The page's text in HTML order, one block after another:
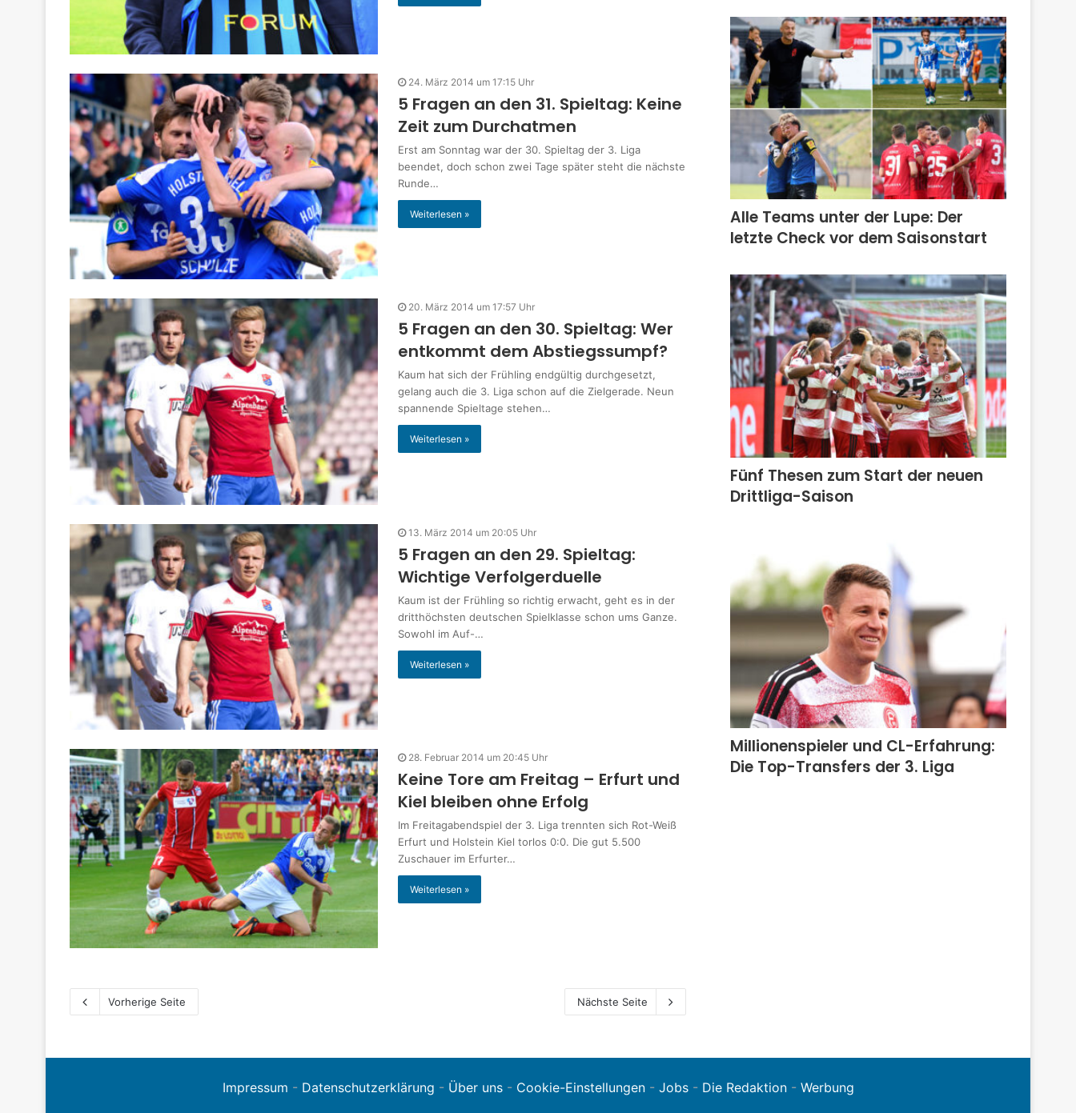
24. März 2014 um 17:15 Uhr
5 Fragen an den 31. Spieltag: Keine
Zeit zum Durchatmen
Erst am Sonntag war der 30. Spieltag der 3. Liga
beendet, doch schon zwei Tage später steht die nächste
Runde…
Weiterlesen »
20. März 2014 um 17:57 Uhr
5 Fragen an den 30. Spieltag: Wer
entkommt dem Abstiegssumpf?
Kaum hat sich der Frühling endgültig durchgesetzt,
gelang auch die 3. Liga schon auf die Zielgerade. Neun
spannende Spieltage stehen…
Weiterlesen »
13. März 2014 um 20:05 Uhr
5 Fragen an den 29. Spieltag:
Wichtige Verfolgerduelle
Kaum ist der Frühling so richtig erwacht, geht es in der
dritthöchsten deutschen Spielklasse schon ums Ganze.
Sowohl im Auf-…
Weiterlesen »
28. Februar 2014 um 20:45 Uhr
Keine Tore am Freitag – Erfurt und
Kiel bleiben ohne Erfolg
Im Freitagabendspiel der 3. Liga trennten sich Rot-Weiß
Erfurt und Holstein Kiel torlos 0:0. Die gut 5.500
Zuschauer im Erfurter…
Weiterlesen »
Vorherige Seite Nächste Seite
Alle Teams unter der Lupe: Der
letzte Check vor dem Saisonstart
Fünf Thesen zum Start der neuen
Drittliga-Saison
Millionenspieler und CL-Erfahrung:
Die Top-Transfers der 3. Liga
Impressum - Datenschutzerklärung - Über uns- Cookie-Einstellungen- Jobs- Die Redaktion- Werbung